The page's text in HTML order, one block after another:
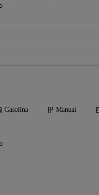
Gasolina Manual